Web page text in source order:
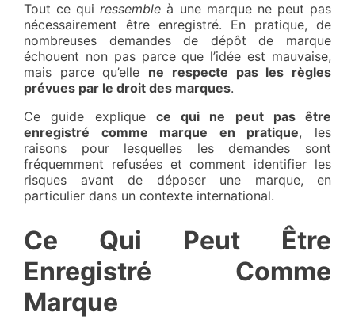
Tout ce quiressemble à une marque ne peut pas
nécessairement être enregistré. En pratique, de
nombreuses demandes de dépôt de marque
échouent non pas parce que l’idée est mauvaise,
mais parce qu’elle ne respecte pas les règles
prévues par le droit des marques.
Ce guide explique ce qui ne peut pas être
enregistré comme marque en pratique, les
raisons pour lesquelles les demandes sont
fréquemment refusées et comment identifier les
risques avant de déposer une marque, en
particulier dans un contexte international.
Ce Qui Peut Être
Enregistré Comme
Marque